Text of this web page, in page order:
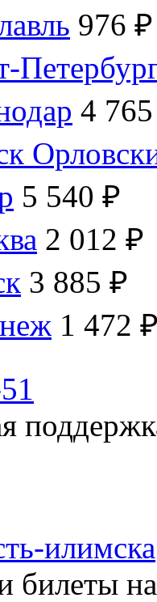
976 ₽
4
5 540 ₽
2 012 ₽
3 885 ₽
1 472
илимска
билеты